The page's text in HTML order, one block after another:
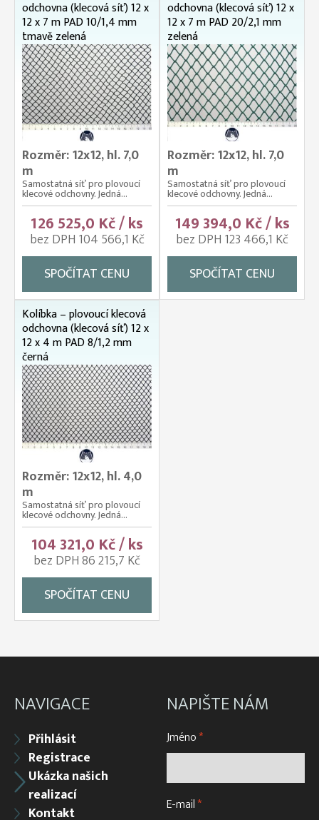
odchovna (klecová síť) 12 x
12 x 7 m PAD 10/1,4 mm
tmavě zelená
Rozměr: 12x12, hl. 7,0
m
Samostatná síť pro plovoucí
klecové odchovny. Jedná...
126 525,0 Kč / ks
bez DPH 104 566,1 Kč
SPOČÍTAT CENU
odchovna (klecová síť) 12 x
12 x 7 m PAD 20/2,1 mm
zelená
Rozměr: 12x12, hl. 7,0
m
Samostatná síť pro plovoucí
klecové odchovny. Jedná...
149 394,0 Kč / ks
bez DPH 123 466,1 Kč
SPOČÍTAT CENU
Kolíbka – plovoucí klecová
odchovna (klecová síť) 12 x
12 x 4 m PAD 8/1,2 mm
černá
Rozměr: 12x12, hl. 4,0
m
Samostatná síť pro plovoucí
klecové odchovny. Jedná...
104 321,0 Kč / ks
bez DPH 86 215,7 Kč
SPOČÍTAT CENU
NAVIGACE
Přihlásit
Registrace
Ukázka našich
realizací
Kontakt
NAPIŠTE NÁM
Jméno*
E-mail*